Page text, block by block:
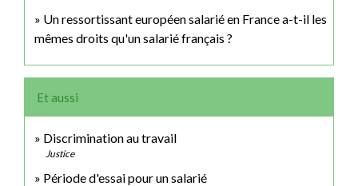
Un ressortissant européen salarié en France a-t-il les
mêmes droits qu'un salarié français ?
Et aussi
Discrimination au travail
Justice
Période d'essai pour un salarié